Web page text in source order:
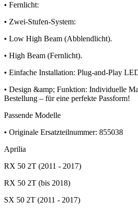
• Fernlicht:
• Zwei-Stufen-System:
• Low High Beam (Abblendlicht).
• High Beam (Fernlicht).
• Einfache Installation: Plug-and-Play
• Design &amp; Funktion: Individuelle
Bestellung – für eine perfekte Passform!
Passende Modelle
• Originale Ersatzteilnummer: 855038
Aprilia
RX 50 2T (2011 - 2017)
RX 50 2T (bis 2018)
SX 50 2T (2011 - 2017)